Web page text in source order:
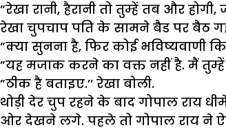
”रेखा रानी, हैरानी तो तुम्हें तब और
रेखा चुपचाप पति के सामने बैड पर बैठ
”क्या सुनना है, फिर कोई भविष्यवाणी
”यह मजाक करने का वक्त नहीं है. मैं तुम्हें
”ठीक है बताइए.’’ रेखा बोली.
थोड़ी देर चुप रहने के बाद गोपाल राय
ओर देखने लगे. पहले तो गोपाल राय ने